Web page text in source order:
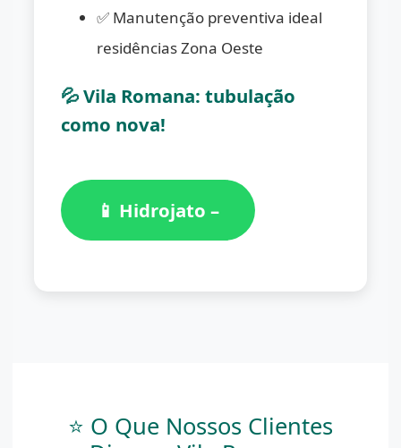
✅ Manutenção preventiva ideal
residências Zona Oeste
💦 Vila Romana: tubulação
como nova!
📱 Hidrojato –
⭐ O Que Nossos Clientes